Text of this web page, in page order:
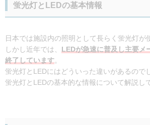
蛍光灯とLEDの基本情報
日本では施設内の照明として長らく蛍光灯が
しかし近年では、 LEDが急速に普及し主要メ
終了しています。
蛍光灯とLEDにはどういった違いがあるので
蛍光灯とLEDの基本的な情報について解説し